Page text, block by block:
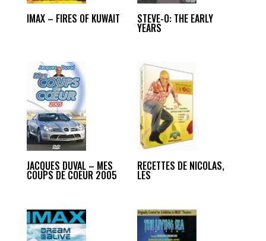
IMAX – FIRES OF KUWAIT STEVE-O: THE EARLY
YEARS
JACQUES DUVAL – MES
COUPS DE COEUR 2005
RECETTES DE NICOLAS,
LES